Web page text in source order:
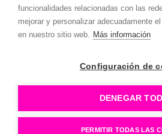
Políticas
Privacidad
Configuración Cookies
funcionalidades relacionadas con las
mejorar y personalizar adecuadamente
en nuestro sitio web. Más información
Configuración de
DENEGAR
PERMITIR TODAS LAS